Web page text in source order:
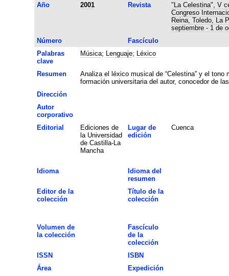
Año
2001 Revista
"La Celestina", V
Congreso
Reina, Toledo, La
septiembre - 1 de
Número
Fascículo
Palabras
clave
Música; Lenguaje; Léxico
Resumen
Analiza el léxico musical de “Celestina” y el
formación universitaria del autor, conocedor de
Dirección
Autor
corporativo
Editorial
Ediciones de
la Universidad
de Castilla-La
Mancha
Lugar de
edición
Cuenca
Idioma
Idioma del
resumen
Editor de la
colección
Título de la
colección
Volumen de
la colección
Fascículo
de la
colección
ISSN
ISBN
Área
Expedición